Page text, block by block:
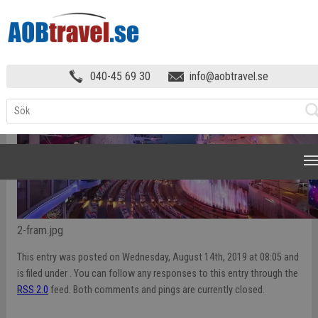
040-45 69 30 info@aobtravel.se
2-fram.jpg
This entry was posted on Wednesday, August 14th, 2019 at 08:05 and
is filed under . You can follow any responses to this entry through the
RSS 2.0 feed. Both comments and pings are currently closed.